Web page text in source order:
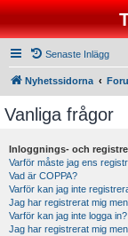
Senaste Inlägg
Nyhetssidorna
Vanliga frågor
Inloggnings- och
Varför måste jag ens
Vad är COPPA?
Varför kan jag inte
Jag har registrerat mig
Varför kan jag inte logga in?
Jag har registrerat mig